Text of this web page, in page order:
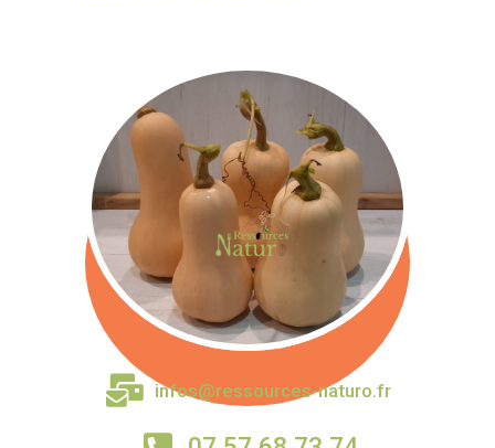
infos@ressources-naturo.fr